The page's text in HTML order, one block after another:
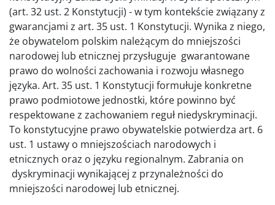
(art. 32 ust. 2 Konstytucji) - w tym kontekście związany z
gwarancjami z art. 35 ust. 1 Konstytucji. Wynika z niego,
że obywatelom polskim należącym do mniejszości
narodowej lub etnicznej przysługuje gwarantowane
prawo do wolności zachowania i rozwoju własnego
języka. Art. 35 ust. 1 Konstytucji formułuje konkretne
prawo podmiotowe jednostki, które powinno być
respektowane z zachowaniem reguł niedyskryminacji.
To konstytucyjne prawo obywatelskie potwierdza art. 6
ust. 1 ustawy o mniejszościach narodowych i
etnicznych oraz o języku regionalnym. Zabrania on
dyskryminacji wynikającej z przynależności do
mniejszości narodowej lub etnicznej.